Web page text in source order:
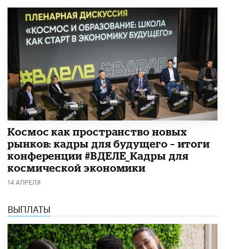
Космос как пространство новых
рынков: кадры для будущего – итоги
конференции #ВДЕЛЕ_Кадры для
космической экономики
14 АПРЕЛЯ
ВЫПЛАТЫ